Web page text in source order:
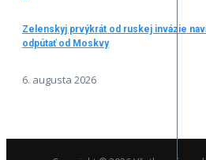
Zelenskyj prvýkrát od ruskej invázie
odpútať od Moskvy
6. augusta 2026